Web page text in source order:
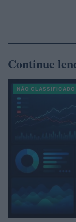
Continue
NÃO CLASSIFICADO